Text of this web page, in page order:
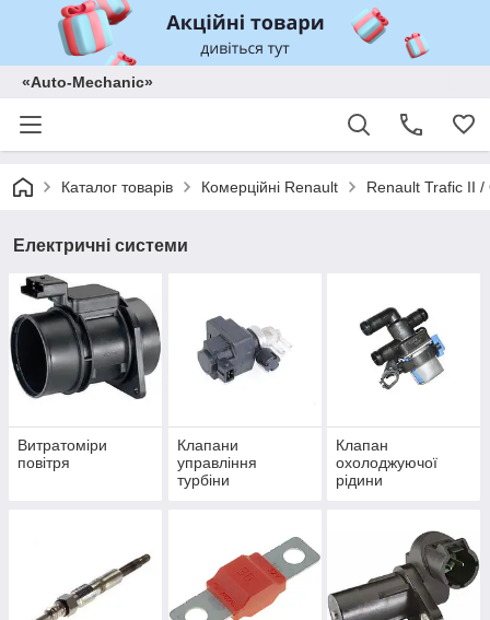
«Auto-Mechanic»
Каталог товарів Комерційні Renault Renault Trafic II
Електричні системи
Витратоміри
повітря
Клапани
управління
турбіни
Клапан
охолоджуючої
рідини